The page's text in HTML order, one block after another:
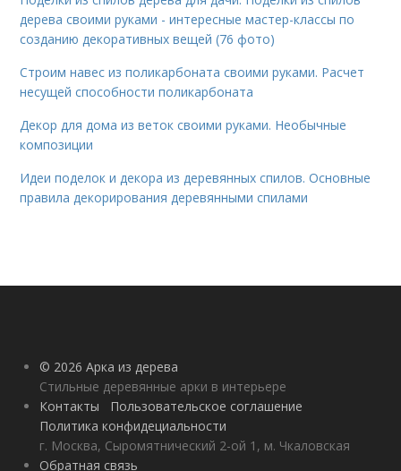
дерева своими руками - интересные мастер-классы по
созданию декоративных вещей (76 фото)
Строим навес из поликарбоната своими руками. Расчет
несущей способности поликарбоната
Декор для дома из веток своими руками. Необычные
композиции
Идеи поделок и декора из деревянных спилов. Основные
правила декорирования деревянными спилами
© 2026 Арка из дерева
Стильные деревянные арки в интерьере
Контакты
Пользовательское соглашение
Политика конфидециальности
г. Москва, Сыромятнический 2-ой 1, м. Чкаловская
Обратная связь